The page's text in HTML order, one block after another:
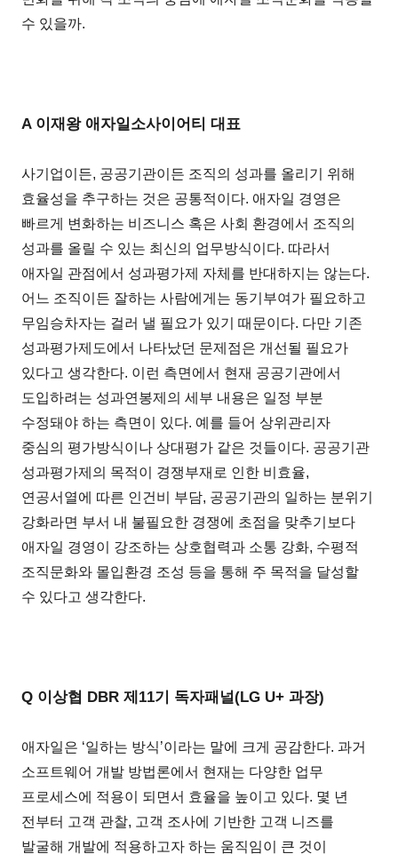
수 있을까.
A 이재왕 애자일소사이어티 대표
사기업이든, 공공기관이든 조직의 성과를 올리기 위해
효율성을 추구하는 것은 공통적이다. 애자일 경영은
빠르게 변화하는 비즈니스 혹은 사회 환경에서 조직의
성과를 올릴 수 있는 최신의 업무방식이다. 따라서
애자일 관점에서 성과평가제 자체를 반대하지는 않는다.
어느 조직이든 잘하는 사람에게는 동기부여가 필요하고
무임승차자는 걸러 낼 필요가 있기 때문이다. 다만 기존
성과평가제도에서 나타났던 문제점은 개선될 필요가
있다고 생각한다. 이런 측면에서 현재 공공기관에서
도입하려는 성과연봉제의 세부 내용은 일정 부분
수정돼야 하는 측면이 있다. 예를 들어 상위관리자
중심의 평가방식이나 상대평가 같은 것들이다. 공공기관
성과평가제의 목적이 경쟁부재로 인한 비효율,
연공서열에 따른 인건비 부담, 공공기관의 일하는 분위기
강화라면 부서 내 불필요한 경쟁에 초점을 맞추기보다
애자일 경영이 강조하는 상호협력과 소통 강화, 수평적
조직문화와 몰입환경 조성 등을 통해 주 목적을 달성할
수 있다고 생각한다.
Q 이상협 DBR 제11기 독자패널(LG U+ 과장)
애자일은 ‘일하는 방식’이라는 말에 크게 공감한다. 과거
소프트웨어 개발 방법론에서 현재는 다양한 업무
프로세스에 적용이 되면서 효율을 높이고 있다. 몇 년
전부터 고객 관찰, 고객 조사에 기반한 고객 니즈를
발굴해 개발에 적용하고자 하는 움직임이 큰 것이